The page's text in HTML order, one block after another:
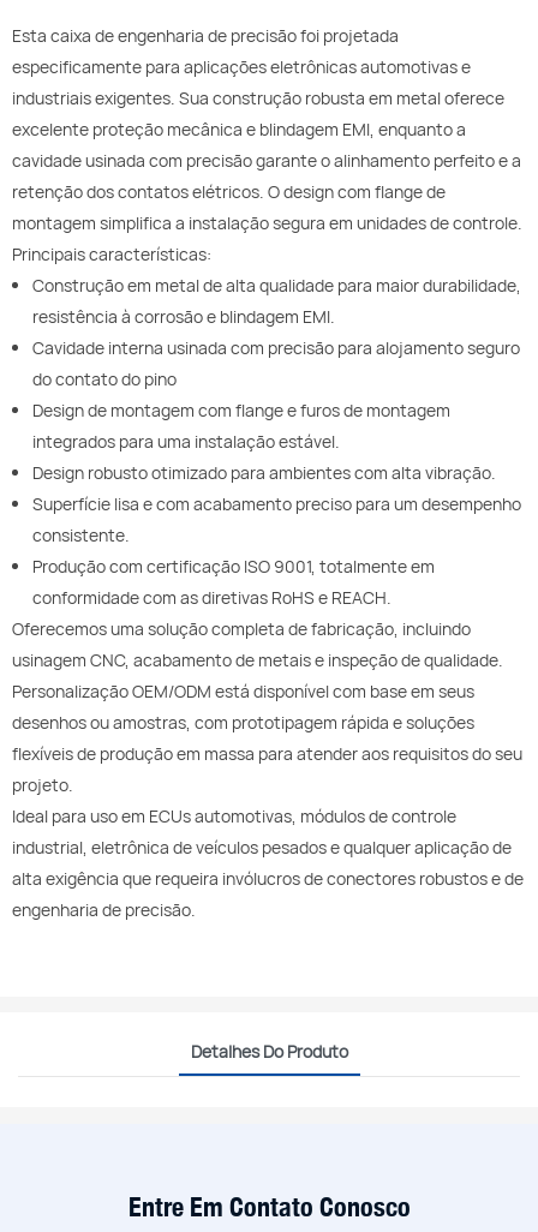
Esta caixa de engenharia de precisão foi projetada
especificamente para aplicações eletrônicas automotivas e
industriais exigentes. Sua construção robusta em metal oferece
excelente proteção mecânica e blindagem EMI, enquanto a
cavidade usinada com precisão garante o alinhamento perfeito e a
retenção dos contatos elétricos. O design com flange de
montagem simplifica a instalação segura em unidades de controle.
Principais características:
Construção em metal de alta qualidade para maior durabilidade,
resistência à corrosão e blindagem EMI.
Cavidade interna usinada com precisão para alojamento seguro
do contato do pino
Design de montagem com flange e furos de montagem
integrados para uma instalação estável.
Design robusto otimizado para ambientes com alta vibração.
Superfície lisa e com acabamento preciso para um desempenho
consistente.
Produção com certificação ISO 9001, totalmente em
conformidade com as diretivas RoHS e REACH.
Oferecemos uma solução completa de fabricação, incluindo
usinagem CNC, acabamento de metais e inspeção de qualidade.
Personalização OEM/ODM está disponível com base em seus
desenhos ou amostras, com prototipagem rápida e soluções
flexíveis de produção em massa para atender aos requisitos do seu
projeto.
Ideal para uso em ECUs automotivas, módulos de controle
industrial, eletrônica de veículos pesados ​​e qualquer aplicação de
alta exigência que requeira invólucros de conectores robustos e de
engenharia de precisão.
Detalhes Do Produto
Entre Em Contato Conosco